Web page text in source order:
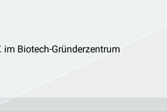
im Biotech-Gründerzentrum